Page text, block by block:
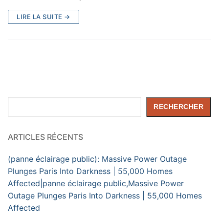
LIRE LA SUITE →
RECHERCHER
ARTICLES RÉCENTS
(panne éclairage public): Massive Power Outage
Plunges Paris Into Darkness | 55,000 Homes
Affected|panne éclairage public,Massive Power
Outage Plunges Paris Into Darkness | 55,000 Homes
Affected